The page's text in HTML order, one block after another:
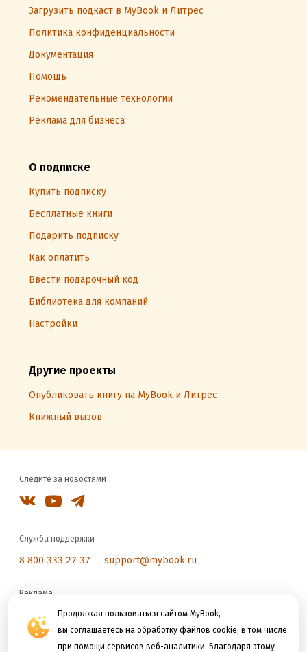
Продолжая пользоваться сайтом MyBook,
вы соглашаетесь на обработку файлов cookie, в том числе
при помощи сервисов веб-аналитики. Благодаря этому
Загрузить подкаст в MyBook и Литрес
Политика конфиденциальности
Документация
Помощь
Рекомендательные технологии
Реклама для бизнеса
О подписке
Купить подписку
Бесплатные книги
Подарить подписку
Как оплатить
Ввести подарочный код
Библиотека для компаний
Настройки
Другие проекты
Опубликовать книгу на MyBook и Литрес
Книжный вызов
Следите за новостями
Служба поддержки
8 800 333 27 37 support@mybook.ru
Реклама
reklama@litres.ru
Мы принимаем к оплате